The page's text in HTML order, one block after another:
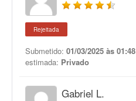
Rejeitada
Submetido: 01/03/2025 às 01:48
estimada: Privado
Gabriel L.